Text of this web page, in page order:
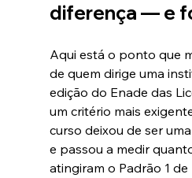
diferença — e
Aqui está o ponto que
de quem dirige uma
edição do Enade das
um critério mais
curso deixou de ser
e passou a medir
atingiram o Padrão 1 de